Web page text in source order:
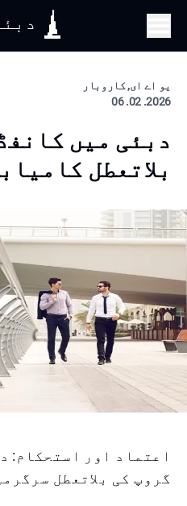
یو اے ای, کاروبار
2026. 02. 06
دبئی میں
بلاتعطل
اعتماد اور استحکام:
گروپ کی بلاتعطل